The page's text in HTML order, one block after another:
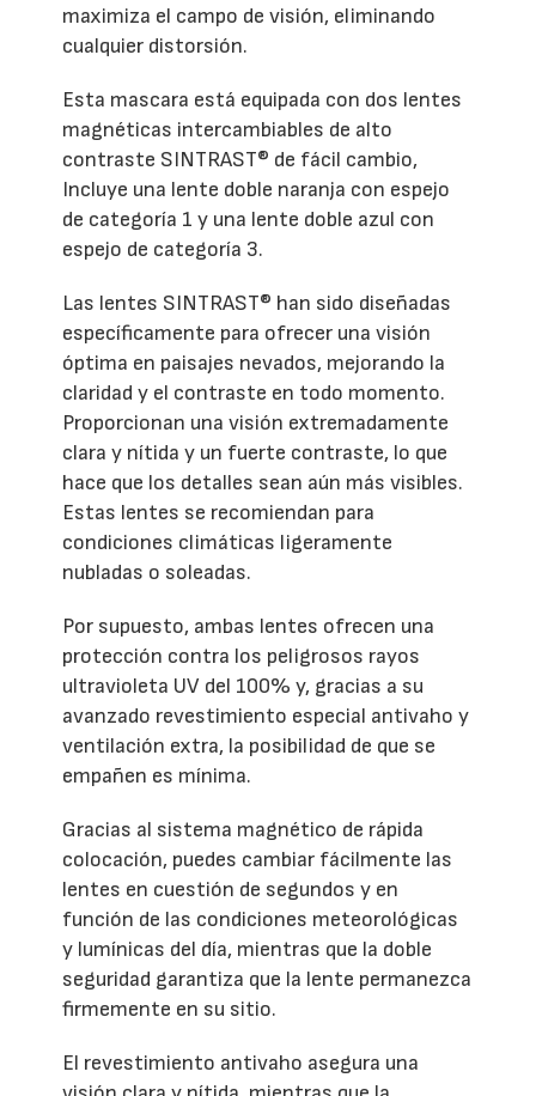
maximiza el campo de visión, eliminando
cualquier distorsión.
Esta mascara está equipada con dos lentes
magnéticas intercambiables de alto
contraste SINTRAST® de fácil cambio,
Incluye una lente doble naranja con espejo
de categoría 1 y una lente doble azul con
espejo de categoría 3.
Las lentes SINTRAST® han sido diseñadas
específicamente para ofrecer una visión
óptima en paisajes nevados, mejorando la
claridad y el contraste en todo momento.
Proporcionan una visión extremadamente
clara y nítida y un fuerte contraste, lo que
hace que los detalles sean aún más visibles.
Estas lentes se recomiendan para
condiciones climáticas ligeramente
nubladas o soleadas.
Por supuesto, ambas lentes ofrecen una
protección contra los peligrosos rayos
ultravioleta UV del 100% y, gracias a su
avanzado revestimiento especial antivaho y
ventilación extra, la posibilidad de que se
empañen es mínima.
Gracias al sistema magnético de rápida
colocación, puedes cambiar fácilmente las
lentes en cuestión de segundos y en
función de las condiciones meteorológicas
y lumínicas del día, mientras que la doble
seguridad garantiza que la lente permanezca
firmemente en su sitio.
El revestimiento antivaho asegura una